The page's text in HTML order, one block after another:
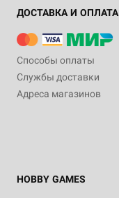
ДОСТАВКА И ОПЛАТА
Способы оплаты
Службы доставки
Адреса магазинов
HOBBY GAMES